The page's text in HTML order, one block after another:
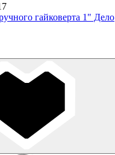
гайковерта 1" Дело